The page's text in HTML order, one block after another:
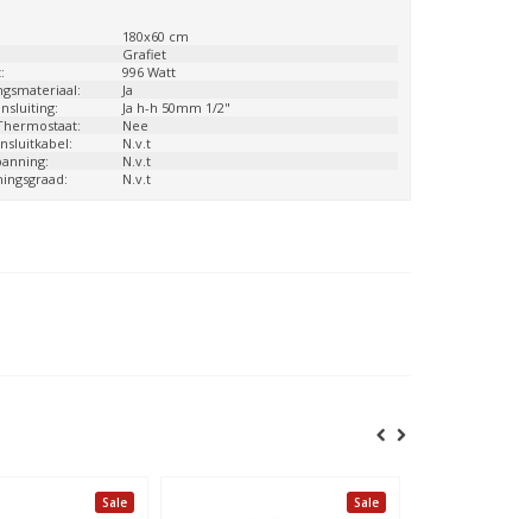
180x60 cm
Grafiet
996 Watt
Ja
Ja h-h 50mm 1/2"
Nee
N.v.t
N.v.t
N.v.t
Sale Sale